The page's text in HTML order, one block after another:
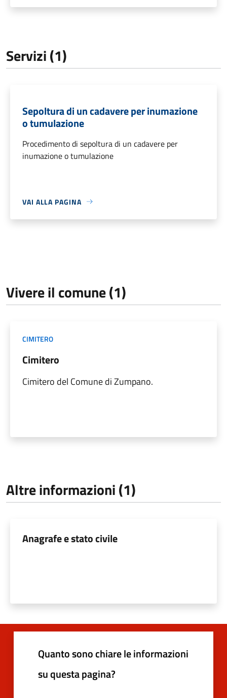
Servizi (1)
Sepoltura di un cadavere per inumazione
o tumulazione
Procedimento di sepoltura di un cadavere per
inumazione o tumulazione
VAI ALLA PAGINA
Vivere il comune (1)
CIMITERO
Cimitero
Cimitero del Comune di Zumpano.
Altre informazioni (1)
Anagrafe e stato civile
Quanto sono chiare le informazioni
su questa pagina?